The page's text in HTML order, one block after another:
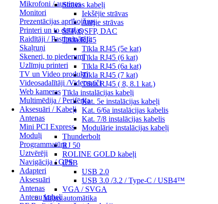
Mikrofoni / austiņas
Monitori
Prezentācijas aprīkojums
Printeri un to detaļas
Raidītāji / Pastiprinātāji
Skaļruņi
Skeneri, to piederumi
Uzlīmju printeri
TV un Video produkti
Videosadalītāji /Videosviči
Web kameras
Multimēdija / Perifērija
Aksesuāri / Kabeļi
Antenas
Mini PCI Express
Moduļi
Programmatūra
Uztvērēji
Navigācija / GPS
Adapteri
Aksesuāri
Antenas
Antenu kabeļi
Strāvas kabeļi
Iekšējie strāvas
Ārējie strāvas
SFP, QSFP, DAC
Tīkla RJ45
Tīkla RJ45 (5e kat)
Tīkla RJ45 (6 kat)
Tīkla RJ45 (6a kat)
Tīkla RJ45 (7 kat)
Tīkla RJ45 ( 8, 8.1 kat.)
Tīkla instalācijas kabeļi
Kat. 5e instalācijas kabeļi
Kat. 6/6a instalācijas kabelis
Kat. 7/8 instalācijas kabelis
Modulārie instalācijas kabeļi
Thunderbolt
RJ 50
ROLINE GOLD kabeļi
USB
USB 2.0
USB 3.0 /3.2 / Type-C / USB4™
VGA / SVGA
Mājas automātika